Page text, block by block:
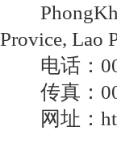
Provice, Lao
电话：
传真：
网址：